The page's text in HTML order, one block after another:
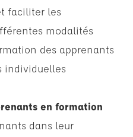
faciliter les
modalités
des apprenants
individuelles
en formation
dans leur